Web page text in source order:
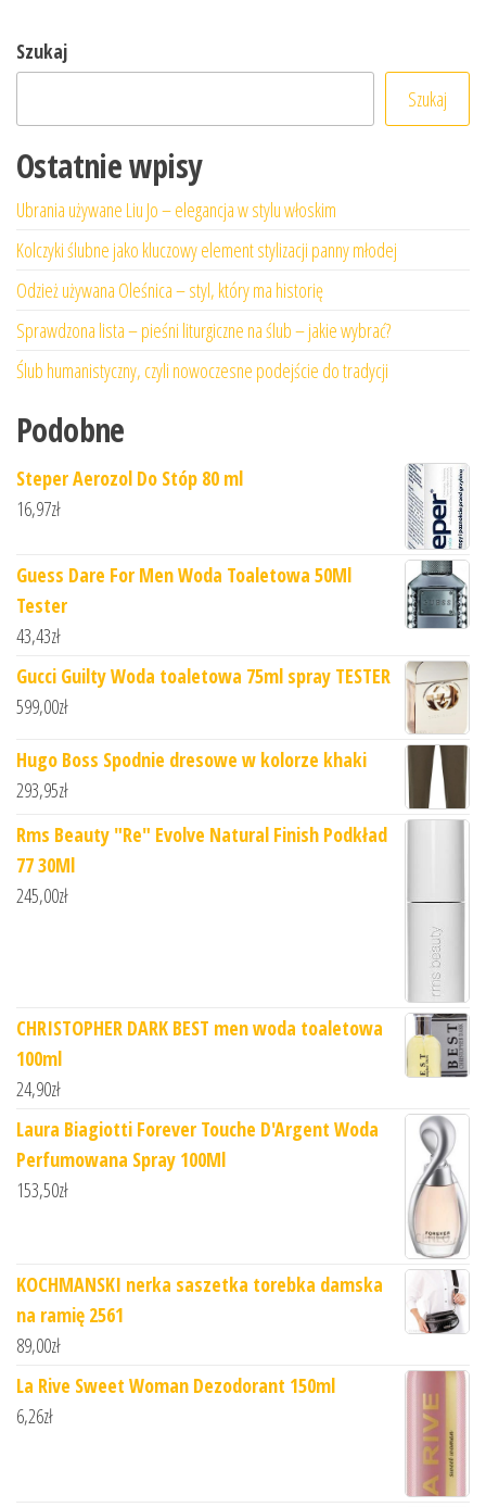
Szukaj
Szukaj
Ostatnie wpisy
Ubrania używane Liu Jo – elegancja w stylu włoskim
Kolczyki ślubne jako kluczowy element stylizacji panny młodej
Odzież używana Oleśnica – styl, który ma historię
Sprawdzona lista – pieśni liturgiczne na ślub – jakie wybrać?
Ślub humanistyczny, czyli nowoczesne podejście do tradycji
Podobne
Steper Aerozol Do Stóp 80 ml
16,97zł
Guess Dare For Men Woda Toaletowa 50Ml
Tester
43,43zł
Gucci Guilty Woda toaletowa 75ml spray TESTER
599,00zł
Hugo Boss Spodnie dresowe w kolorze khaki
293,95zł
Rms Beauty "Re" Evolve Natural Finish Podkład
77 30Ml
245,00zł
CHRISTOPHER DARK BEST men woda toaletowa
100ml
24,90zł
Laura Biagiotti Forever Touche D'Argent Woda
Perfumowana Spray 100Ml
153,50zł
KOCHMANSKI nerka saszetka torebka damska
na ramię 2561
89,00zł
La Rive Sweet Woman Dezodorant 150ml
6,26zł